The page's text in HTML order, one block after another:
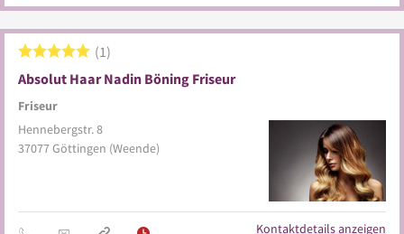
Absolut Haar Nadin Böning Friseur
Friseur
1
Hennebergstr. 8
37077Göttingen (Weende)
Kontaktdetails anzeigen